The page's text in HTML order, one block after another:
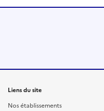
Liens du site
Nos établissements